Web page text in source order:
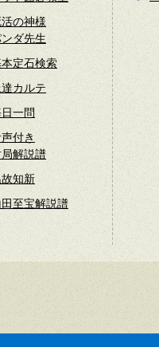
の神様
ダ先生
定石検索
達カルテ
一問
付き
解説譜
知新
田至宝解説譜